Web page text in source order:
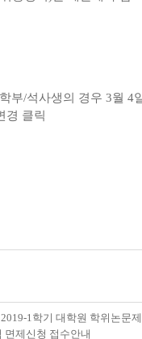
부/석사생의 경우 3월 4
경 클릭
1학기 대학원 학위논문
면제신청 접수안내